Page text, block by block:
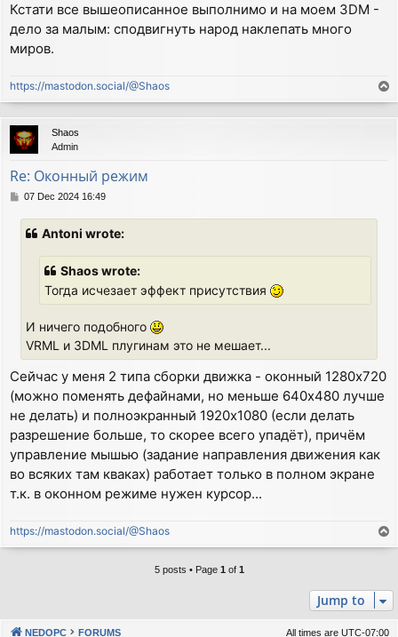
Кстати все вышеописанное выполнимо и на моем 3DM -
дело за малым: сподвигнуть народ наклепать много
миров.
https://mastodon.social/@Shaos
o
p
Shaos
Admin
Re: Оконный режим
P07 Dec 2024 16:49
Antoni wrote:
Shaos wrote:
Тогда исчезает эффект присутствия
И ничего подобного
VRML и 3DML плугинам это не мешает...
Сейчас у меня 2 типа сборки движка - оконный 1280x720
(можно поменять дефайнами, но меньше 640x480 лучше
не делать) и полноэкранный 1920x1080 (если делать
разрешение больше, то скорее всего упадёт), причём
управление мышью (задание направления движения как
во всяких там кваках) работает только в полном экране
т.к. в оконном режиме нужен курсор...
https://mastodon.social/@Shaos
o
5 posts • Page 1 of 1
Jump to
NEDOPC FORUMS All times are UTC-07:00